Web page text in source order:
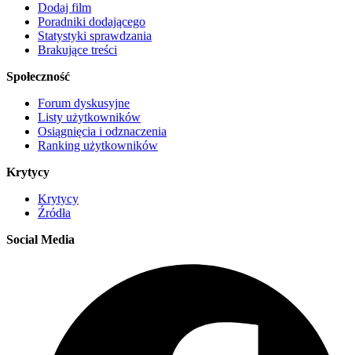
Dodaj film
Poradniki dodającego
Statystyki sprawdzania
Brakujące treści
Społeczność
Forum dyskusyjne
Listy użytkowników
Osiągnięcia i odznaczenia
Ranking użytkowników
Krytycy
Krytycy
Źródła
Social Media